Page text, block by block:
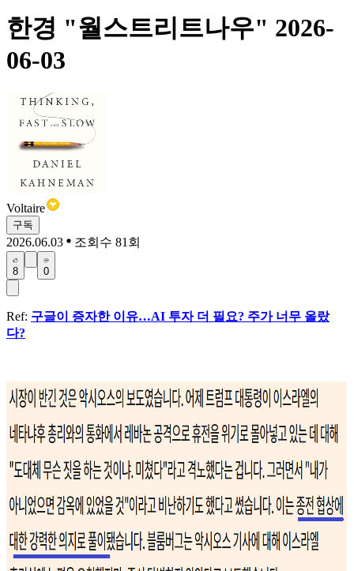
한경 "월스트리트나우" 2026-
06-03
Voltaire
구독
2026.06.03 조회수 81회
8 0
Ref: 구글이 증자한 이유…AI 투자 더 필요? 주가 너무 올랐
다?